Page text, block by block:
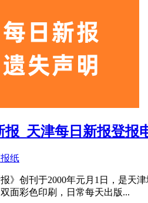
报_天津每日新报登报
纸
报》创刊于2000年元月1日，是
面彩色印刷，日常每天出版...